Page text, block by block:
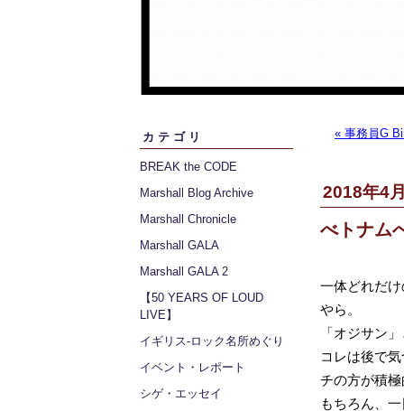
カテゴリ
BREAK the CODE
Marshall Blog Archive
Marshall Chronicle
Marshall GALA
Marshall GALA 2
【50 YEARS OF LOUD
LIVE】
イギリス‐ロック名所めぐり
イベント・レポート
シゲ・エッセイ
« 事務員G
2018年4
べトナム
一体どれだ
やら。
「オジサン
コレは後で
チの方が積
もちろん、